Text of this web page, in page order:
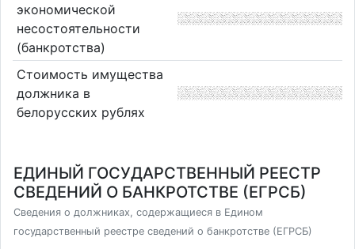
экономической
несостоятельности
(банкротства)
Стоимость имущества
должника в
белорусских рублях
ЕДИНЫЙ ГОСУДАРСТВЕННЫЙ РЕЕСТР
СВЕДЕНИЙ О БАНКРОТСТВЕ (ЕГРСБ)
Сведения о должниках, содержащиеся в Едином
государственный реестре сведений о банкротстве (ЕГРСБ)